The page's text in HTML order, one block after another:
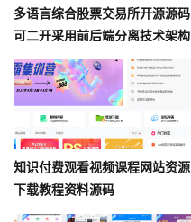
多语言综合股票交易所开源源码
可二开采用前后端分离技术架构
性能优越 企业运营级项目代码
知识付费观看视频课程网站资源
下载教程资料源码